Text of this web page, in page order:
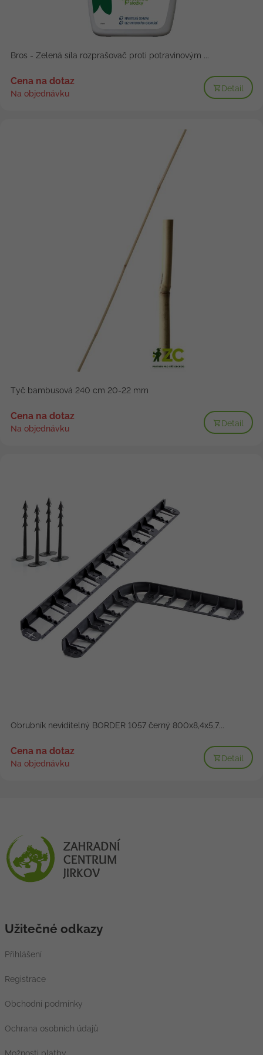
Bros - Zelená síla rozprašovač proti potravinovým ...
Cena na dotaz
Na objednávku
Detail
Tyč bambusová 240 cm 20-22 mm
Cena na dotaz
Na objednávku
Detail
Obrubník neviditelný BORDER 1057 černý 800x8,4x5,7...
Cena na dotaz
Na objednávku
Detail
Užitečné odkazy
Přihlášení
Registrace
Obchodní podmínky
Ochrana osobních údajů
Možnosti platby